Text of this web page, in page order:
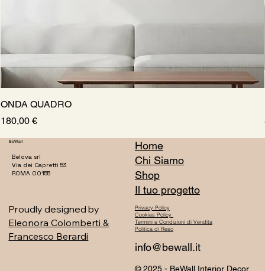
ONDA QUADRO
Prezzo
180,00 €
Proudly designed by
Eleonora Colomberti &
Francesco Berardi
BeWall
Belova srl
Via dei Capretti 53
ROMA 00155
Home
Chi Siamo
Shop
Il tuo progetto
Privacy Policy
Cookies Policy
Termini e Condizioni di Vendita
Politica di Reso
info@bewall.it
© 2025 - BeWall Interior Decor